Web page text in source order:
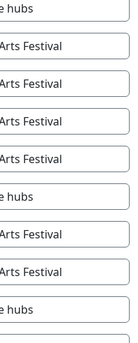
hubs
Festival
Festival
Festival
Festival
hubs
Festival
Festival
hubs